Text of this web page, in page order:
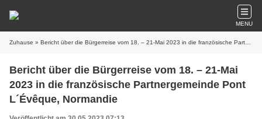
MENU
Zuhause » Bericht über die Bürgerreise vom 18. – 21-Mai 2023 in die französische Partnergemeinde Pont L´Évêque, Normandie
Bericht über die Bürgerreise vom 18. – 21-Mai
2023 in die französische Partnergemeinde Pont
L´Évêque, Normandie